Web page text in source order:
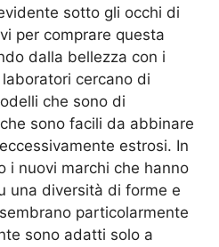
sotto gli occhi di
per comprare questa
dalla bellezza con i
cercano di
che sono di
sono facili da abbinare
estrosi. In
i nuovi marchi che hanno
una diversità di forme e
particolarmente
sono adatti solo a